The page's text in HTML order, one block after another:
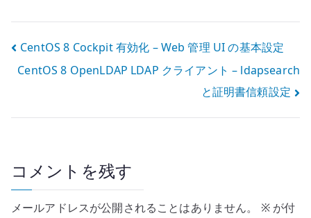
投
稿
ゲ
ー
CentOS 8 Cockpit 有効化 – Web 管理 UI の基本設定
CentOS 8 OpenLDAP LDAP クライアント – ldapsearch
と証明書信頼設定
コメントを残す
メールアドレスが公開されることはありません。 ※が付